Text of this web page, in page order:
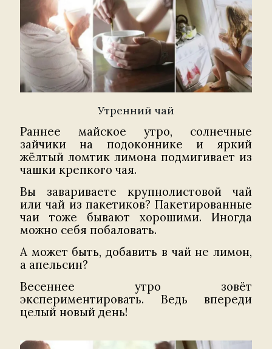
Утренний чай
Раннее майское утро, солнечные
зайчики на подоконнике и яркий
жёлтый ломтик лимона подмигивает из
чашки крепкого чая.
Вы завариваете крупнолистовой чай
или чай из пакетиков? Пакетированные
чаи тоже бывают хорошими. Иногда
можно себя побаловать.
А может быть, добавить в чай не лимон,
а апельсин?
Весеннее утро зовёт
экспериментировать. Ведь впереди
целый новый день!